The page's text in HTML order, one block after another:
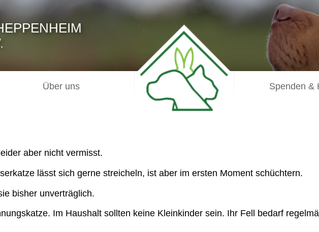
Über uns Spenden &
aber nicht vermisst.
lässt sich gerne streicheln, ist aber im ersten Moment schüchtern.
bisher unverträglich.
Im Haushalt sollten keine Kleinkinder sein. Ihr Fell bedarf